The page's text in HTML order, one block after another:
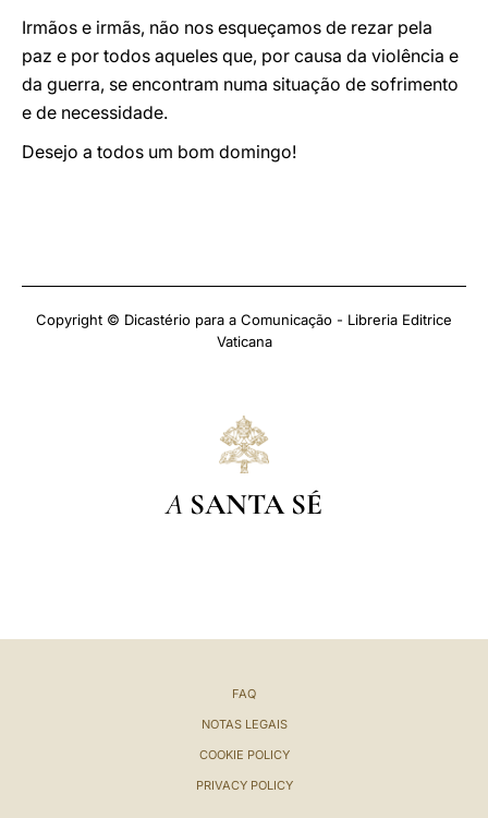
Irmãos e irmãs, não nos esqueçamos de rezar pela
paz e por todos aqueles que, por causa da violência e
da guerra, se encontram numa situação de sofrimento
e de necessidade.
Desejo a todos um bom domingo!
Copyright © Dicastério para a Comunicação - Libreria Editrice
Vaticana
A SANTA SÉ
FAQ
NOTAS LEGAIS
COOKIE POLICY
PRIVACY POLICY